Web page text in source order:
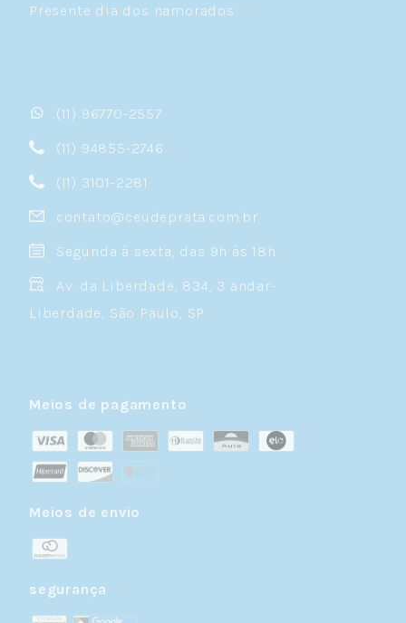
Presente dia dos namorados
(11) 96770-2557
(11) 94855-2746
(11) 3101-2281
contato@ceudeprata.com.br
Segunda à sexta, das 9h às 18h
Av. da Liberdade, 834, 3 andar-
Liberdade, São Paulo, SP
Meios de pagamento
Meios de envio
segurança